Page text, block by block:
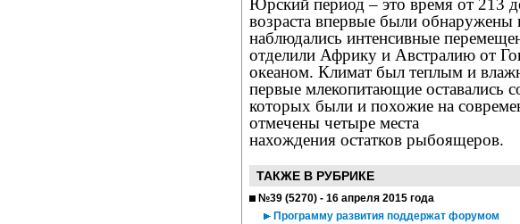
Юрский период – это время от 213
возраста впервые были
наблюдались интенсивные
отделили Африку и Австралию от
океаном. Климат был теплым и
первые млекопитающие оставались
которых были и похожие на
отмечены четыре места
нахождения остатков рыбоящеров.
ТАКЖЕ В РУБРИКЕ
№39 (5270) - 16 апреля 2015 года
Программу развития поддержат форумом